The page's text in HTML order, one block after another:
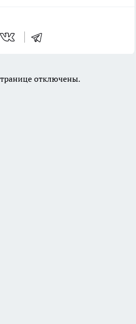
отключены.